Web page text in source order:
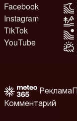
Facebook
Instagram
TikTok
YouTube
Реклама
Комментарий